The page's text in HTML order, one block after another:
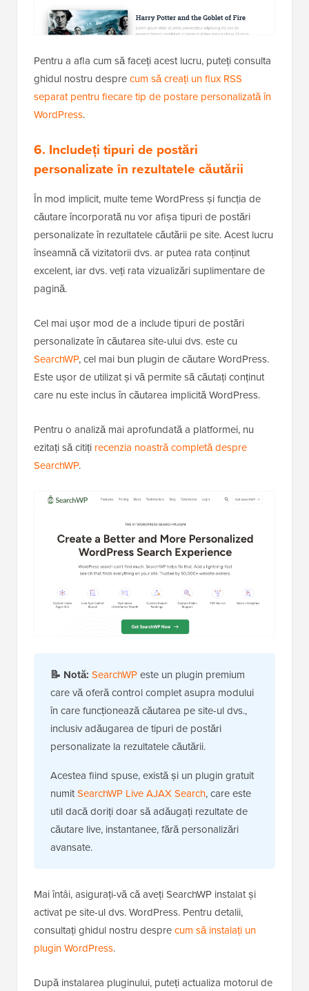
Pentru a afla cum să faceți acest lucru, puteți consulta
ghidul nostru desprecum să creați un flux RSS
separat pentru fiecare tip de postare personalizată în
WordPress.
6. Includeți tipuri de postări
personalizate în rezultatele căutării
În mod implicit, multe teme WordPress și funcția de
căutare încorporată nu vor afișa tipuri de postări
personalizate în rezultatele căutării pe site. Acest lucru
înseamnă că vizitatorii dvs. ar putea rata conținut
excelent, iar dvs. veți rata vizualizări suplimentare de
pagină.
Cel mai ușor mod de a include tipuri de postări
personalizate în căutarea site-ului dvs. este cu
SearchWP, cel mai bun plugin de căutare WordPress.
Este ușor de utilizat și vă permite să căutați conținut
care nu este inclus în căutarea implicită WordPress.
Pentru o analiză mai aprofundată a platformei, nu
ezitați să citiți recenzia noastră completă despre
SearchWP.
📝 Notă: SearchWPeste un plugin premium
care vă oferă control complet asupra modului
în care funcționează căutarea pe site-ul dvs.,
inclusiv adăugarea de tipuri de postări
personalizate la rezultatele căutării.
Acestea fiind spuse, există și un plugin gratuit
numitSearchWP Live AJAX Search, care este
util dacă doriți doar să adăugați rezultate de
căutare live, instantanee, fără personalizări
avansate.
Mai întâi, asigurați-vă că aveți SearchWP instalat și
activat pe site-ul dvs. WordPress. Pentru detalii,
consultați ghidul nostru desprecum să instalați un
plugin WordPress.
După instalarea pluginului, puteți actualiza motorul de